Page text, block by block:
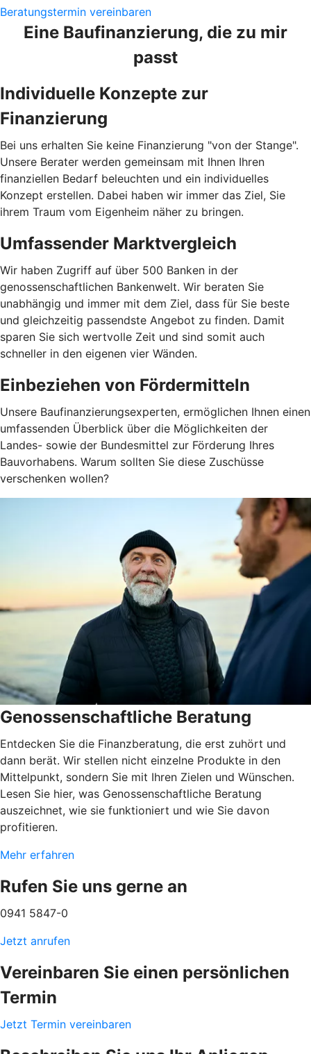
Beratungstermin vereinbaren
Eine Baufinanzierung, die zu mir
passt
Individuelle Konzepte zur
Finanzierung
Bei uns erhalten Sie keine Finanzierung "von der Stange".
Unsere Berater werden gemeinsam mit Ihnen Ihren
finanziellen Bedarf beleuchten und ein individuelles
Konzept erstellen. Dabei haben wir immer das Ziel, Sie
ihrem Traum vom Eigenheim näher zu bringen.
Umfassender Marktvergleich
Wir haben Zugriff auf über 500 Banken in der
genossenschaftlichen Bankenwelt. Wir beraten Sie
unabhängig und immer mit dem Ziel, dass für Sie beste
und gleichzeitig passendste Angebot zu finden. Damit
sparen Sie sich wertvolle Zeit und sind somit auch
schneller in den eigenen vier Wänden.
Einbeziehen von Fördermitteln
Unsere Baufinanzierungsexperten, ermöglichen Ihnen einen
umfassenden Überblick über die Möglichkeiten der
Landes- sowie der Bundesmittel zur Förderung Ihres
Bauvorhabens. Warum sollten Sie diese Zuschüsse
verschenken wollen?
Genossenschaftliche Beratung
Entdecken Sie die Finanzberatung, die erst zuhört und
dann berät. Wir stellen nicht einzelne Produkte in den
Mittelpunkt, sondern Sie mit Ihren Zielen und Wünschen.
Lesen Sie hier, was Genossenschaftliche Beratung
auszeichnet, wie sie funktioniert und wie Sie davon
profitieren.
Mehr erfahren
Rufen Sie uns gerne an
0941 5847-0
Jetzt anrufen
Vereinbaren Sie einen persönlichen
Termin
Jetzt Termin vereinbaren